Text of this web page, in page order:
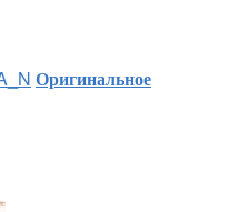
Оригинальное